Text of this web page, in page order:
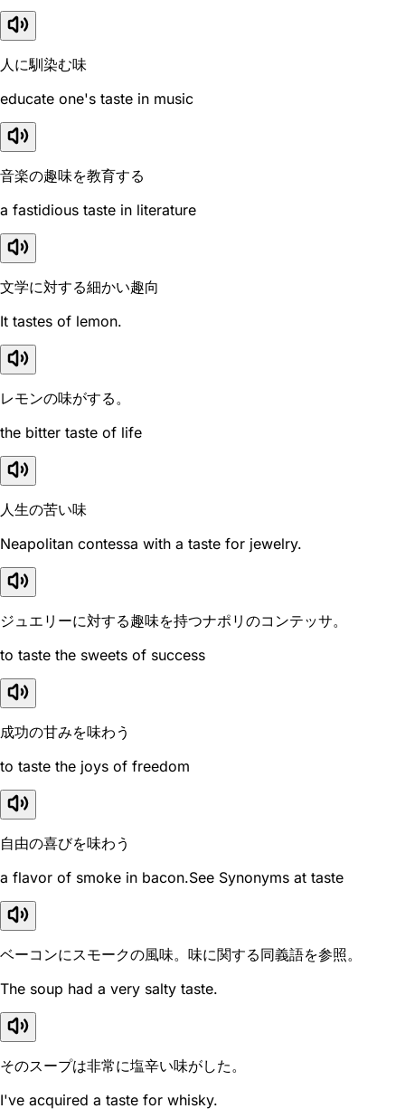
人に馴染む味
educate one's taste in music
音楽の趣味を教育する
a fastidious taste in literature
文学に対する細かい趣向
It tastes of lemon.
レモンの味がする。
the bitter taste of life
人生の苦い味
Neapolitan contessa with a taste for jewelry.
ジュエリーに対する趣味を持つナポリのコンテッサ。
to taste the sweets of success
成功の甘みを味わう
to taste the joys of freedom
自由の喜びを味わう
a flavor of smoke in bacon.See Synonyms at taste
ベーコンにスモークの風味。味に関する同義語を参照。
The soup had a very salty taste.
そのスープは非常に塩辛い味がした。
I've acquired a taste for whisky.